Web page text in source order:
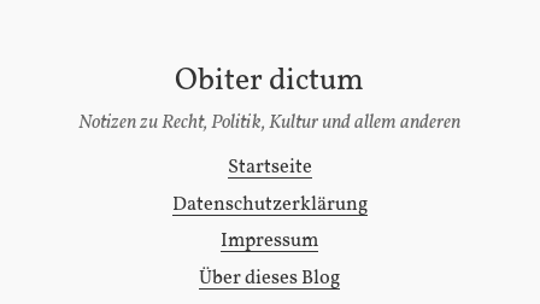
springen]
Obiter dictum
Notizen zu Recht, Politik, Kultur und allem anderen
Hauptmenü
Startseite
Datenschutzerklärung
Impressum
Über dieses Blog